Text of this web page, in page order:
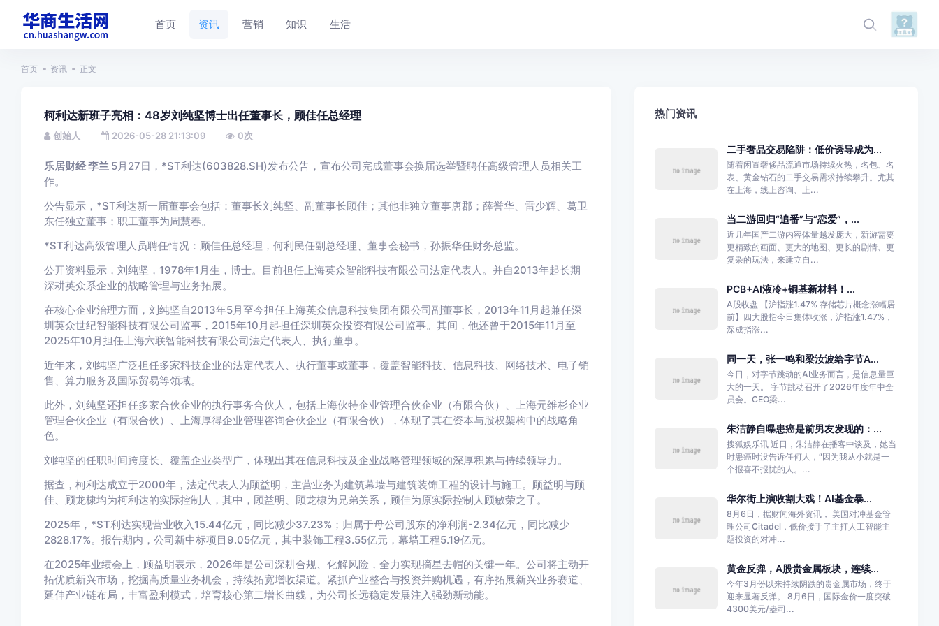
首页 资讯 营销 知识 生活
首页 资讯 正文
柯利达新班子亮相：48岁刘纯坚博士出任董事长，顾佳任总经理
创始人 2026-05-28 21:13:09 0次
乐居财经 李兰 5月27日，*ST利达(603828.SH)发布公告，宣布公司完成董事会换届选举暨聘任高级管理人员相关工
作。
公告显示，*ST利达新一届董事会包括：董事长刘纯坚、副董事长顾佳；其他非独立董事唐郡；薛誉华、雷少辉、葛卫
东任独立董事；职工董事为周慧春。
*ST利达高级管理人员聘任情况：顾佳任总经理，何利民任副总经理、董事会秘书，孙振华任财务总监。
公开资料显示，刘纯坚，1978年1月生，博士。目前担任上海英众智能科技有限公司法定代表人。并自2013年起长期
深耕英众系企业的战略管理与业务拓展。
在核心企业治理方面，刘纯坚自2013年5月至今担任上海英众信息科技集团有限公司副董事长，2013年11月起兼任深
圳英众世纪智能科技有限公司监事，2015年10月起担任深圳英众投资有限公司监事。其间，他还曾于2015年11月至
2025年10月担任上海六联智能科技有限公司法定代表人、执行董事。
近年来，刘纯坚广泛担任多家科技企业的法定代表人、执行董事或董事，覆盖智能科技、信息科技、网络技术、电子销
售、算力服务及国际贸易等领域。
此外，刘纯坚还担任多家合伙企业的执行事务合伙人，包括上海伙特企业管理合伙企业（有限合伙）、上海元维杉企业
管理合伙企业（有限合伙）、上海厚得企业管理咨询合伙企业（有限合伙），体现了其在资本与股权架构中的战略角
色。
刘纯坚的任职时间跨度长、覆盖企业类型广，体现出其在信息科技及企业战略管理领域的深厚积累与持续领导力。
据查，柯利达成立于2000年，法定代表人为顾益明，主营业务为建筑幕墙与建筑装饰工程的设计与施工。顾益明与顾
佳、顾龙棣均为柯利达的实际控制人，其中，顾益明、顾龙棣为兄弟关系，顾佳为原实际控制人顾敏荣之子。
2025年，*ST利达实现营业收入15.44亿元，同比减少37.23%；归属于母公司股东的净利润-2.34亿元，同比减少
2828.17%。报告期内，公司新中标项目9.05亿元，其中装饰工程3.55亿元，幕墙工程5.19亿元。
在2025年业绩会上，顾益明表示，2026年是公司深耕合规、化解风险，全力实现摘星去帽的关键一年。公司将主动开
拓优质新兴市场，挖掘高质量业务机会，持续拓宽增收渠道。紧抓产业整合与投资并购机遇，有序拓展新兴业务赛道、
延伸产业链布局，丰富盈利模式，培育核心第二增长曲线，为公司长远稳定发展注入强劲新动能。
热门资讯
二手奢品交易陷阱：低价诱导成为...
随着闲置奢侈品流通市场持续火热，名包、名
表、黄金钻石的二手交易需求持续攀升。尤其
在上海，线上咨询、上...
当二游回归“追番”与“恋爱”，...
近几年国产二游内容体量越发庞大，新游需要
更精致的画面、更大的地图、更长的剧情、更
复杂的玩法，来建立自...
PCB+AI液冷+铜基新材料！...
A股收盘 【沪指涨1.47% 存储芯片概念涨幅居
前】四大股指今日集体收涨，沪指涨1.47%，
深成指涨...
同一天，张一鸣和梁汝波给字节A...
今日，对字节跳动的AI业务而言，是信息量巨
大的一天。 字节跳动召开了2026年度年中全
员会。CEO梁...
朱洁静自曝患癌是前男友发现的：...
搜狐娱乐讯 近日，朱洁静在播客中谈及，她当
时患癌时没告诉任何人，“因为我从小就是一
个报喜不报忧的人。...
华尔街上演收割大戏！AI基金暴...
8月6日，据财闻海外资讯， 美国对冲基金管
理公司Citadel，低价接手了主打人工智能主
题投资的对冲...
黄金反弹，A股贵金属板块，连续...
今年3月份以来持续阴跌的贵金属市场，终于
迎来显著反弹。 8月6日，国际金价一度突破
4300美元/盎司...